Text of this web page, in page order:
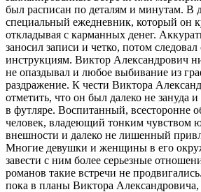
был расписан по деталям и минутам. В
специальный ежедневник, который он
откладывая с карманных денег.
заносил записи и четко, потом
инструкциям. Виктор Александрович
не опаздывал и любое выбивание из
раздражение. К чести Виктора
отметить, что он был далеко не зануда
в футляре. Воспитанный, всесторонне
человек, владеющий тонким чувством
внешности и далеко не лишенный
Многие девушки и женщины в его
завести с ним более серьезные
романов такие встречи не
пока в планы Виктора Александровича,